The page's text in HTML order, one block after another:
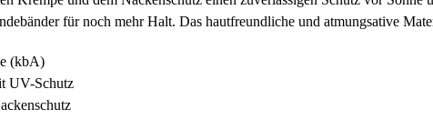
für noch mehr Halt. Das hautfreundliche und atmungsative
(kbA)
UV-Schutz